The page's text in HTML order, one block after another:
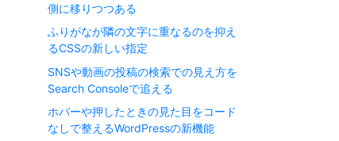
側に移りつつある
ふりがなが隣の文字に重なるのを抑え
るCSSの新しい指定
SNSや動画の投稿の検索での見え方を
Search Consoleで追える
ホバーや押したときの見た目をコード
なしで整えるWordPressの新機能